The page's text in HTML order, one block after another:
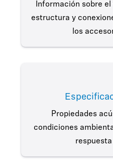
Información sobre
estructura y
los
Propiedades
condiciones